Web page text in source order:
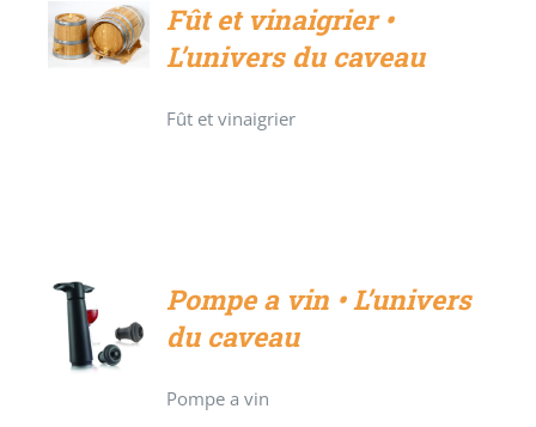
DÉTAILS
Fût et vinaigrier •
L’univers du caveau
Fût et vinaigrier
DÉTAILS
Pompe a vin • L’univers
du caveau
Pompe a vin